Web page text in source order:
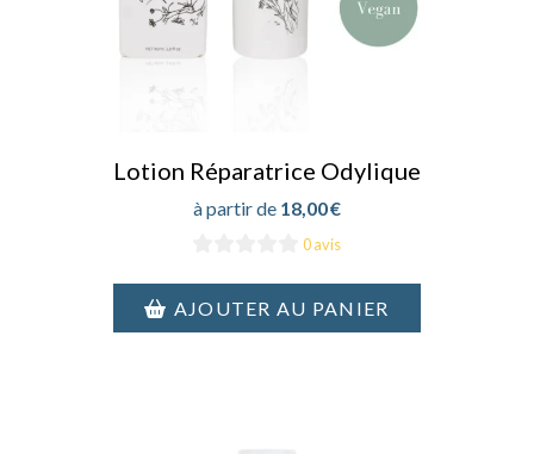
Lotion Réparatrice Odylique
18,00€
0 avis
AJOUTER AU PANIER